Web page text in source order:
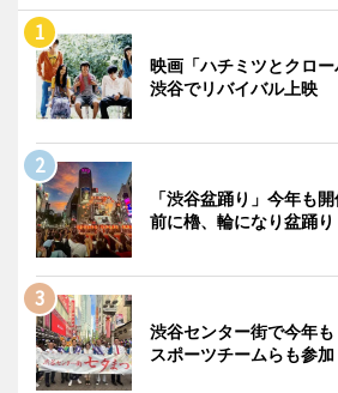
映画「ハチミツとクロー
渋谷でリバイバル上映
「渋谷盆踊り」今年も
前に櫓、輪になり盆踊り
渋谷センター街で今年
スポーツチームらも参加